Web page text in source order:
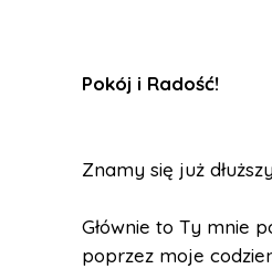
Pokój i Radość!
Znamy się już
Głównie to Ty mnie
poprzez moje